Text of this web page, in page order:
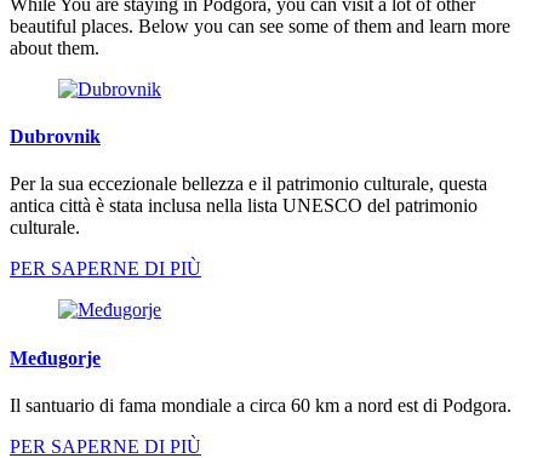
beautiful places. Below you can see some of them and learn more
about them.
Dubrovnik
Per la sua eccezionale bellezza e il patrimonio culturale, questa
antica città è stata inclusa nella lista UNESCO del patrimonio
culturale.
PER SAPERNE DI PIÙ
Međugorje
Il santuario di fama mondiale a circa 60 km a nord est di Podgora.
PER SAPERNE DI PIÙ